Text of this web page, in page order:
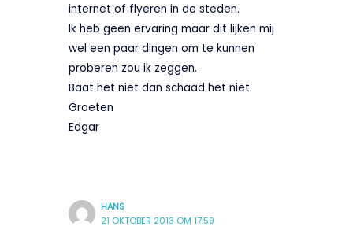
internet of flyeren in de steden.
Ik heb geen ervaring maar dit lijken mij
wel een paar dingen om te kunnen
proberen zou ik zeggen.
Baat het niet dan schaad het niet.
Groeten
Edgar
HANS
21 OKTOBER 2013 OM 17:59